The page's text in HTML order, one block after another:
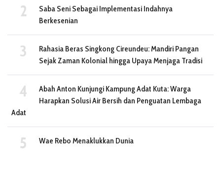
Saba Seni Sebagai Implementasi Indahnya
Berkesenian
Rahasia Beras Singkong Cireundeu: Mandiri Pangan
Sejak Zaman Kolonial hingga Upaya Menjaga Tradisi
Abah Anton Kunjungi Kampung Adat Kuta: Warga
Harapkan Solusi Air Bersih dan Penguatan Lembaga
Adat
Wae Rebo Menaklukkan Dunia